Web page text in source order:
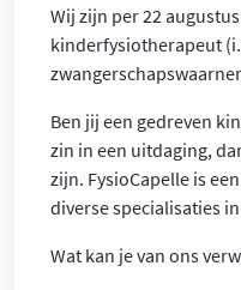
Wij zijn per 22
kinderfysiotherapeut
Ben jij een gedreven
zin in een uitdaging,
zijn. FysioCapelle is
diverse specialisaties
Wat kan je van ons